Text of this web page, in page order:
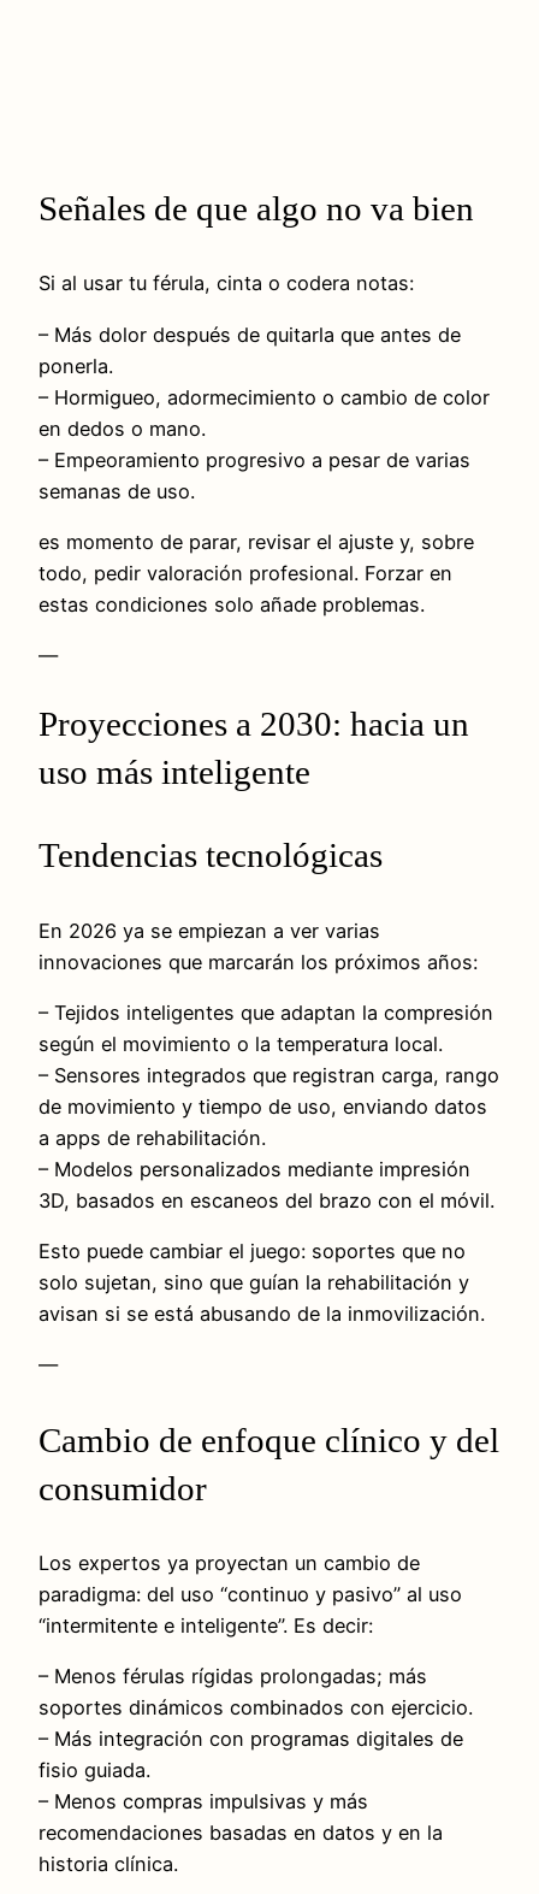
Señales de que algo no va bien
Si al usar tu férula, cinta o codera notas:
– Más dolor después de quitarla que antes de
ponerla.
– Hormigueo, adormecimiento o cambio de color
en dedos o mano.
– Empeoramiento progresivo a pesar de varias
semanas de uso.
es momento de parar, revisar el ajuste y, sobre
todo, pedir valoración profesional. Forzar en
estas condiciones solo añade problemas.
—
Proyecciones a 2030: hacia un
uso más inteligente
Tendencias tecnológicas
En 2026 ya se empiezan a ver varias
innovaciones que marcarán los próximos años:
– Tejidos inteligentes que adaptan la compresión
según el movimiento o la temperatura local.
– Sensores integrados que registran carga, rango
de movimiento y tiempo de uso, enviando datos
a apps de rehabilitación.
– Modelos personalizados mediante impresión
3D, basados en escaneos del brazo con el móvil.
Esto puede cambiar el juego: soportes que no
solo sujetan, sino que guían la rehabilitación y
avisan si se está abusando de la inmovilización.
—
Cambio de enfoque clínico y del
consumidor
Los expertos ya proyectan un cambio de
paradigma: del uso “continuo y pasivo” al uso
“intermitente e inteligente”. Es decir:
– Menos férulas rígidas prolongadas; más
soportes dinámicos combinados con ejercicio.
– Más integración con programas digitales de
fisio guiada.
– Menos compras impulsivas y más
recomendaciones basadas en datos y en la
historia clínica.